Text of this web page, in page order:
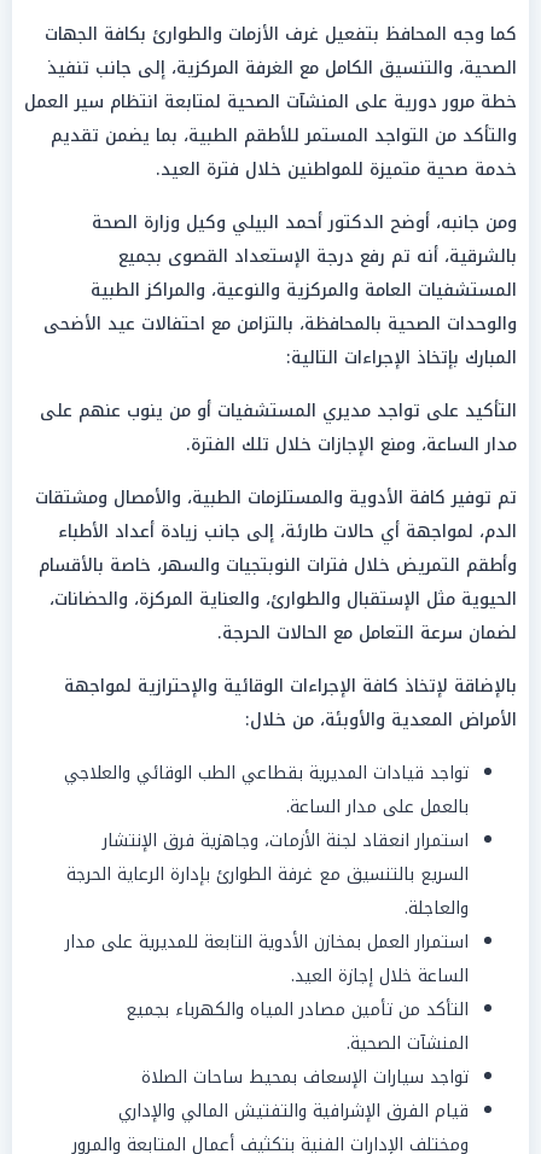
كما وجه المحافظ بتفعيل غرف الأزمات والطوارئ بكافة الجهات
الصحية، والتنسيق الكامل مع الغرفة المركزية، إلى جانب تنفيذ
خطة مرور دورية على المنشآت الصحية لمتابعة انتظام سير العمل
والتأكد من التواجد المستمر للأطقم الطبية، بما يضمن تقديم
خدمة صحية متميزة للمواطنين خلال فترة العيد.
ومن جانبه، أوضح الدكتور أحمد البيلي وكيل وزارة الصحة
بالشرقية، أنه تم رفع درجة الإستعداد القصوى بجميع
المستشفيات العامة والمركزية والنوعية، والمراكز الطبية
والوحدات الصحية بالمحافظة، بالتزامن مع احتفالات عيد الأضحى
المبارك بإتخاذ الإجراءات التالية:
التأكيد على تواجد مديري المستشفيات أو من ينوب عنهم على
مدار الساعة، ومنع الإجازات خلال تلك الفترة.
تم توفير كافة الأدوية والمستلزمات الطبية، والأمصال ومشتقات
الدم، لمواجهة أي حالات طارئة، إلى جانب زيادة أعداد الأطباء
وأطقم التمريض خلال فترات النوبتجيات والسهر، خاصة بالأقسام
الحيوية مثل الإستقبال والطوارئ، والعناية المركزة، والحضانات،
لضمان سرعة التعامل مع الحالات الحرجة.
بالإضاقة لإتخاذ كافة الإجراءات الوقائية والإحترازية لمواجهة
الأمراض المعدية والأوبئة، من خلال:
تواجد قيادات المديرية بقطاعي الطب الوقائي والعلاجي
بالعمل على مدار الساعة.
استمرار انعقاد لجنة الأزمات، وجاهزية فرق الإنتشار
السريع بالتنسيق مع غرفة الطوارئ بإدارة الرعاية الحرجة
والعاجلة.
استمرار العمل بمخازن الأدوية التابعة للمديرية على مدار
الساعة خلال إجازة العيد.
التأكد من تأمين مصادر المياه والكهرباء بجميع
المنشآت الصحية.
تواجد سيارات الإسعاف بمحيط ساحات الصلاة
قيام الفرق الإشرافية والتفتيش المالي والإداري
ومختلف الإدارات الفنية بتكثيف أعمال المتابعة والمرور